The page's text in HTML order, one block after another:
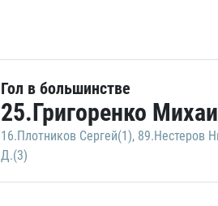
Гол в большинстве
25.Григоренко
16.Плотников Сергей(1), 89.Нестеров
Д.(3)